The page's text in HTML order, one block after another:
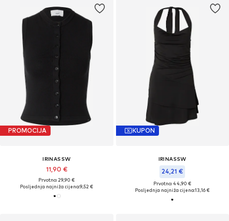
PROMOCIJA
IRINASSW
11,90 €
Prvotno: 29,90 €
Posljednja najniža cijena:9,52 €
KUPON
IRINASSW
24,21 €
Prvotno: 44,90 €
Posljednja najniža cijena:13,16 €